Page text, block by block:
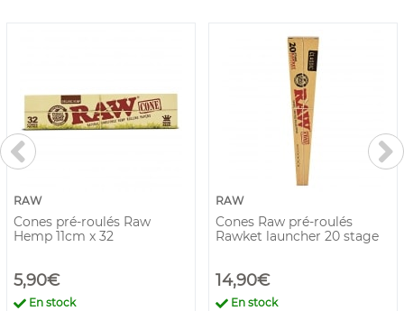
RAW
Cones pré-roulés Raw
Hemp 11cm x 32
5,90€
En stock
RAW
Cones Raw pré-roulés
Rawket launcher 20 stage
14,90€
En stock